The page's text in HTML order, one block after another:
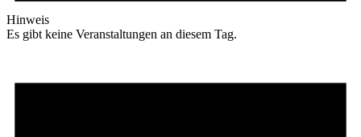
Hinweis
Es gibt keine Veranstaltungen an diesem Tag.